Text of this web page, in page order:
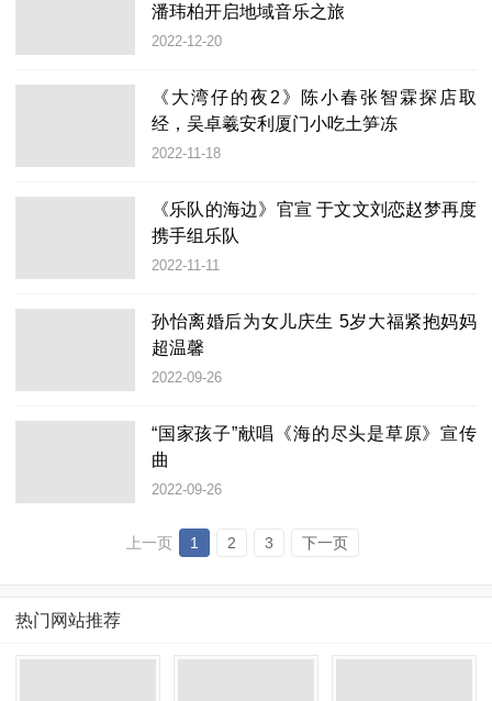
潘玮柏开启地域音乐之旅
2022-12-20
《大湾仔的夜2》陈小春张智霖探店取
经，吴卓羲安利厦门小吃土笋冻
2022-11-18
《乐队的海边》官宣 于文文刘恋赵梦再度
携手组乐队
2022-11-11
孙怡离婚后为女儿庆生 5岁大福紧抱妈妈
超温馨
2022-09-26
“国家孩子”献唱《海的尽头是草原》宣传
曲
2022-09-26
上一页 1 2 3 下一页
热门网站推荐